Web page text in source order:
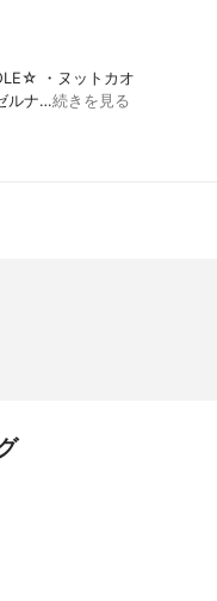
・ヌットカオ
ルナ…続きを見る